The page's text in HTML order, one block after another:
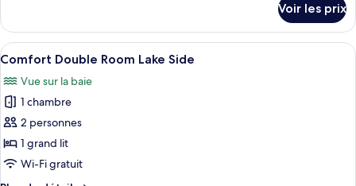
Comfort
Double
Room
le
type
de
Comfort
Double
Room
Voir les prix
Afficher
toutes
les
photos
pour
ce
type
Une chambre à coucher avec un lit
11
Comfort Double Room Lake Side
Vue sur la baie
1 chambre
2 personnes
1 grand lit
Wi-Fi gratuit